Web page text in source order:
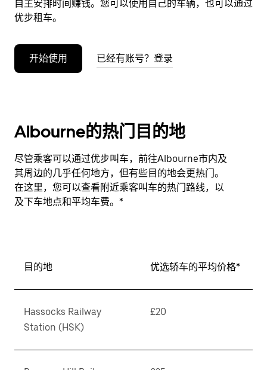
自主安排时间赚钱。您可以使用自己的车辆，也可以通过
优步租车。
开始使用 已经有账号？登录
Albourne的热门目的地
尽管乘客可以通过优步叫车，前往Albourne市内及
其周边的几乎任何地方，但有些目的地会更热门。
在这里，您可以查看附近乘客叫车的热门路线，以
及下车地点和平均车费。*
目的地 优选轿车的平均价格*
Hassocks Railway
Station (HSK)
£20